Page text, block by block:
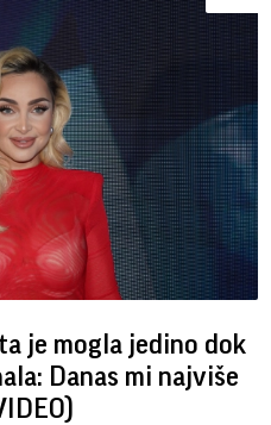
je mogla jedino dok
Danas mi najviše